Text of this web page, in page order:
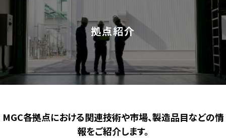
拠点紹介
MGC各拠点における関連技術や市場、製造品目などの情
報をご紹介します。